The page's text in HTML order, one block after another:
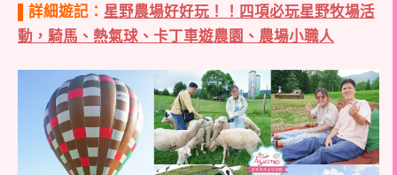
▌詳細遊記： 星野農場好好玩！！四項必玩星野牧場活
動，騎馬、熱氣球、卡丁車遊農園、農場小職人